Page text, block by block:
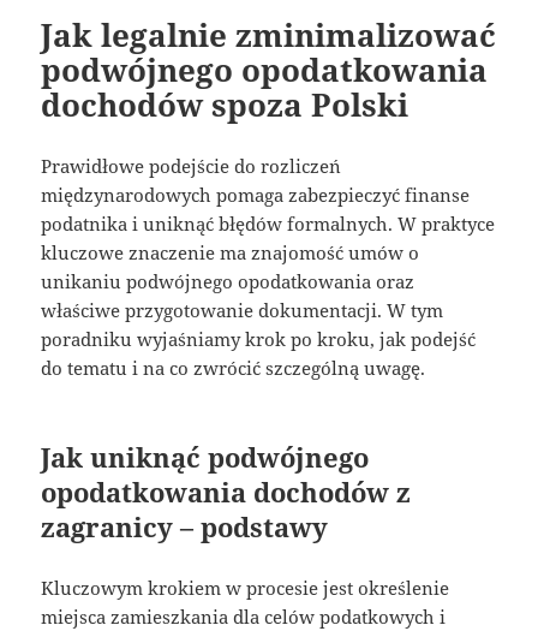
Jak legalnie zminimalizować
podwójnego opodatkowania
dochodów spoza Polski
Prawidłowe podejście do rozliczeń
międzynarodowych pomaga zabezpieczyć finanse
podatnika i uniknąć błędów formalnych. W praktyce
kluczowe znaczenie ma znajomość umów o
unikaniu podwójnego opodatkowania oraz
właściwe przygotowanie dokumentacji. W tym
poradniku wyjaśniamy krok po kroku, jak podejść
do tematu i na co zwrócić szczególną uwagę.
Jak uniknąć podwójnego
opodatkowania dochodów z
zagranicy – podstawy
Kluczowym krokiem w procesie jest określenie
miejsca zamieszkania dla celów podatkowych i